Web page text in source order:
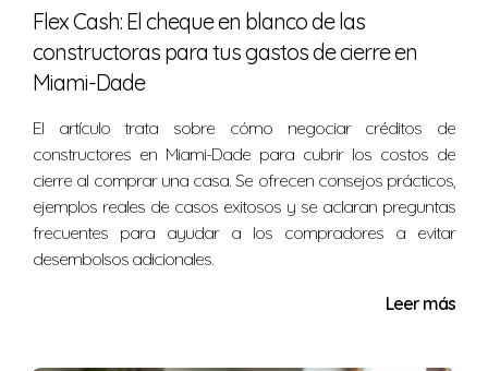
financiera para ayudar a los compradores primerizos
con los gastos iniciales.
sobre las propiedades disponibles?
Puedes contactarme directamente para discutir tus
necesidades específicas y explorar las opciones
disponibles en el mercado actual.
emocionante mercado inmobiliario. No dudes
Flex Cash: El cheque en blanco de las
constructoras para tus gastos de cierre en
Miami-Dade
El artículo trata sobre cómo negociar créditos de
constructores en Miami-Dade para cubrir los costos de
cierre al comprar una casa. Se ofrecen consejos prácticos,
ejemplos reales de casos exitosos y se aclaran preguntas
frecuentes para ayudar a los compradores a evitar
desembolsos adicionales.
Leer más